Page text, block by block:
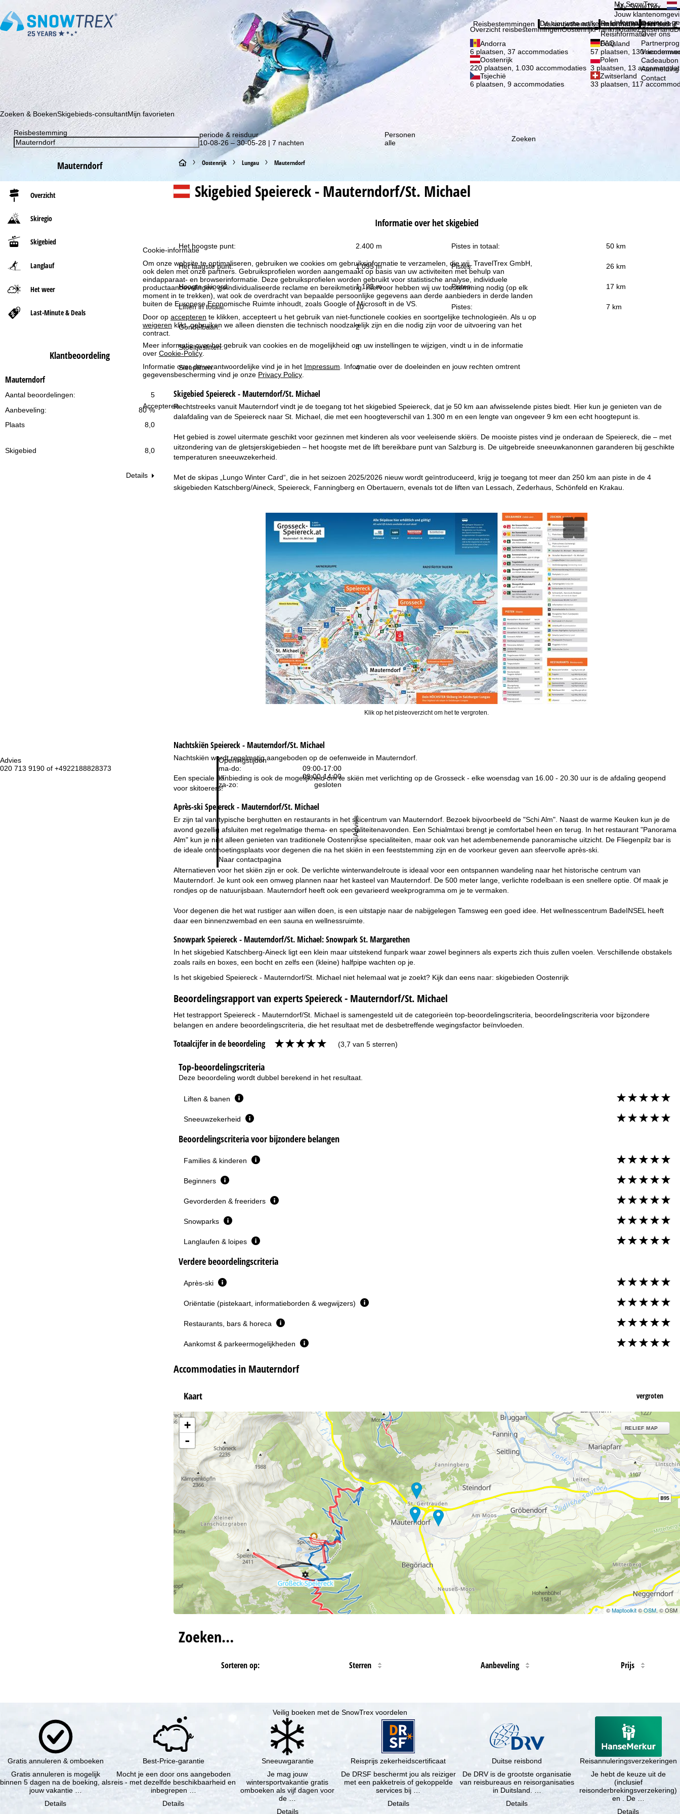
Cookie-informatie
Om onze website te optimaliseren, gebruiken we cookies om gebruiksinformatie te verzamelen, die wij, TravelTrex GmbH,
ook delen met onze partners. Gebruiksprofielen worden aangemaakt op basis van uw activiteiten met behulp van
eindapparaat- en browserinformatie. Deze gebruiksprofielen worden gebruikt voor statistische analyse, individuele
productaanbevelingen, geïndividualiseerde reclame en bereikmeting. Hiervoor hebben wij uw toestemming nodig (op elk
moment in te trekken), wat ook de overdracht van bepaalde persoonlijke gegevens aan derde aanbieders in derde landen
buiten de Europese Economische Ruimte inhoudt, zoals Google of Microsoft in de VS.
Door op accepteren te klikken, accepteert u het gebruik van niet-functionele cookies en soortgelijke technologieën. Als u op
weigeren klikt, gebruiken we alleen diensten die technisch noodzakelijk zijn en die nodig zijn voor de uitvoering van het
contract.
Meer informatie over het gebruik van cookies en de mogelijkheid om uw instellingen te wijzigen, vindt u in de informatie
over Cookie-Policy
Informatie over de verantwoordelijke vind je in het Impressum . Informatie over de doeleinden en jouw rechten omtrent
gegevensbescherming vind je onze Privacy Policy
Accepteren
Advies
020 713 9190 of +4922188828373
Openingstijden
ma-do:
09:00-17:00
vr:
09:00-14:00
za-zo:
gesloten
Naar contactpagina
Advies
Schrijf je in voor onze nieuwsbrief en wees als eerste op de hoogte van onze kortingsacties!
My SnowTrex
My SnowTrex
Jouw
informatie over je
Reisbestemmingen
Overzicht reisbestemmingenOostenrijkFrankrijkItaliëZwitserland
Andorra
6 plaatsen, 37 accommodaties
Duitsland
57 plaatsen, 130
Oostenrijk
220 plaatsen, 1.030 accommodaties
Polen
3 plaatsen, 13
Tsjechië
6 plaatsen, 9 accommodaties
Zwitserland
33 plaatsen, 117
Vakantiethema's
De nieuwste artikelen in ons magazine
Informatie
Reisinformatie
Reisinformatie
FAQ
Het bedrijf
Over ons
Over ons
Cadeaubon
Contact
Zoeken & BoekenSkigebieds-consultantMijn favorieten
Reisbestemming
periode & reisduur
10-08-26 – 30-05-28 | 7 nachten
Personen
alle
Zoeken
Mauterndorf
Overzicht
Skiregio
Skigebied
Langlauf
Het weer
Last-Minute & Deals
Klantbeoordeling
Mauterndorf
5
Aantal beoordelingen:
80 %
Aanbeveling:
Plaats
8,0
Skigebied 8,0
Details
S
t
t
p
a
g
i
n
a
Oostenrijk Lungau Mauterndorf
Skigebied Speiereck - Mauterndorf/St. Michael
Informatie over het skigebied
Het hoogste punt: 2.400 m Pistes in totaal: 50 km
Het laagste punt: 1.095 m Pistes: 26 km
Hoogte skioord: 1.123 m Pistes: 17 km
Liften in totaal: 10 Pistes: 7 km
Gondelbaan: 2
Stoeltjesliften: 4
Sleepliften: 4
Skigebied Speiereck - Mauterndorf/St. Michael
Rechtstreeks vanuit Mauterndorf vindt je de toegang tot het skigebied Speiereck, dat je 50 km aan afwisselende pistes biedt. Hier kun je genieten van de
dalafdaling van de Speiereck naar St. Michael, die met een hoogteverschil van 1.300 m en een lengte van ongeveer 9 km een echt hoogtepunt is.
Het gebied is zowel uitermate geschikt voor gezinnen met kinderen als voor veeleisende skiërs. De mooiste pistes vind je onderaan de Speiereck, die – met
uitzondering van de gletsjerskigebieden – het hoogste met de lift bereikbare punt van Salzburg is. De uitgebreide sneeuwkanonnen garanderen bij geschikte
temperaturen sneeuwzekerheid.
Met de skipas „Lungo Winter Card“, die in het seizoen 2025/2026 nieuw wordt geïntroduceerd, krijg je toegang tot meer dan 250 km aan piste in de 4
skigebieden Katschberg/Aineck, Speiereck, Fanningberg en Obertauern, evenals tot de liften van Lessach, Zederhaus, Schönfeld en Krakau.
Klik op het pisteoverzicht om het te vergroten.
NachtskiënSpeiereck - Mauterndorf/St. Michael
Nachtskiën wordt regelmatig aangeboden op de oefenweide in Mauterndorf.
Een speciale aanbieding is ook de mogelijkheid om te skiën met verlichting op de Grosseck - elke woensdag van 16.00 - 20.30 uur is de afdaling geopend
voor skitoerers!
Après-ski Speiereck - Mauterndorf/St. Michael
Er zijn tal van typische berghutten en restaurants in het skicentrum van Mauterndorf. Bezoek bijvoorbeeld de "Schi Alm". Naast de warme Keuken kun je de
avond gezellig afsluiten met regelmatige thema- en specialiteitenavonden. Een Schialmtaxi brengt je comfortabel heen en terug. In het restaurant "Panorama
Alm" kun je niet alleen genieten van traditionele Oostenrijkse specialiteiten, maar ook van het adembenemende panoramische uitzicht. De Fliegenpilz bar is
de ideale ontmoetingsplaats voor degenen die na het skiën in een feeststemming zijn en de voorkeur geven aan sfeervolle après-ski.
Alternatieven voor het skiën zijn er ook. De verlichte winterwandelroute is ideaal voor een ontspannen wandeling naar het historische centrum van
Mauterndorf. Je kunt ook een omweg plannen naar het kasteel van Mauterndorf. De 500 meter lange, verlichte rodelbaan is een snellere optie. Of maak je
rondjes op de natuurijsbaan. Mauterndorf heeft ook een gevarieerd weekprogramma om je te vermaken.
Voor degenen die het wat rustiger aan willen doen, is een uitstapje naar de nabijgelegen Tamsweg een goed idee. Het wellnesscentrum BadeINSEL heeft
daar een binnenzwembad en een sauna en wellnessruimte.
Snowpark Speiereck - Mauterndorf/St. Michael:Snowpark St. Margarethen
In het skigebied Katschberg-Aineck ligt een klein maar uitstekend funpark waar zowel beginners als experts zich thuis zullen voelen. Verschillende obstakels
zoals rails en boxes, een bocht en zelfs een (kleine) halfpipe wachten op je.
Is het skigebied Speiereck - Mauterndorf/St. Michael niet helemaal wat je zoekt? Kijk dan eens naar: skigebieden Oostenrijk
Beoordelingsrapport van experts Speiereck - Mauterndorf/St. Michael
Het testrapport Speiereck - Mauterndorf/St. Michael is samengesteld uit de categorieën top-beoordelingscriteria, beoordelingscriteria voor bijzondere
belangen en andere beoordelingscriteria, die het resultaat met de desbetreffende wegingsfactor beïnvloeden.
Totaalcijfer in de beoordeling (3,7 van 5 sterren)
Top-beoordelingscriteria
Deze beoordeling wordt dubbel berekend in het resultaat.
Liften & banen
Sneeuwzekerheid
Beoordelingscriteria voor bijzondere belangen
Families & kinderen
Beginners
Gevorderden & freeriders
Snowparks
Langlaufen & loipes
Verdere beoordelingscriteria
Après-ski
Oriëntatie (pistekaart, informatieborden & wegwijzers)
Restaurants, bars & horeca
Aankomst & parkeermogelijkheden
Accommodaties in Mauterndorf
Kaart vergroten
+
-
RELIEF MAP
©Maptoolkit©OSM, © OSM
Zoeken…
Sorteren op: Sterren Aanbeveling Prijs
Veilig boeken met de SnowTrex voordelen
Gratis annuleren & omboeken
Gratis annuleren is mogelijk
binnen 5 dagen na de boeking, als
jouw vakantie …
Details
Best-Price-garantie
Mocht je een door ons aangeboden
reis - met dezelfde beschikbaarheid en
inbegrepen …
Details
Sneeuwgarantie
Je mag jouw
wintersportvakantie gratis
omboeken als vijf dagen voor
de …
Details
Reisprijs zekerheidscertificaat
De DRSF beschermt jou als reiziger
met een pakketreis of gekoppelde
services bij …
Details
Duitse reisbond
De DRV is de grootste organisatie
van reisbureaus en reisorganisaties
in Duitsland. …
Details
Reisannuleringsverzekeringen
Je hebt de keuze uit de
(inclusief
reisonderbrekingsverzekering)
en . De …
Details